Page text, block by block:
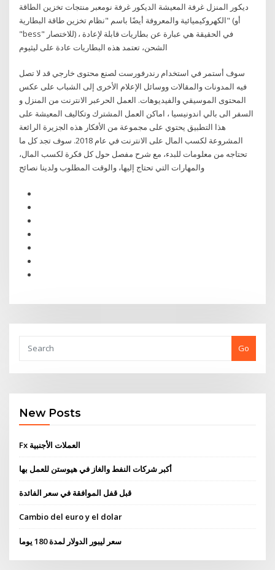
ديكور المنزل غرفة المعيشة الديكور غرفة نومعبر منتجات تخزين الطاقة
الكهروكيميائية والمعروفة أيضًا باسم "نظام تخزين طاقة البطارية" (أو
"bess" للاختصار) ، في الحقيقة هي عبارة عن بطاريات قابلة لإعادة
الشحن، تعتمد هذه البطاريات عادة على ليثيوم
سوف أستمر في استخدام رندرفورست لصنع محتوى خارجي قد لا تصل
فيه المدونات والمقالات ووسائل الإعلام الأخرى إلى الشباب على عكس
المحتوى الموسيقي والفيديوهات. العمل الحرعبر الانترنت من المنزل و
السفر الى بالي اندونيسيا ، اماكن العمل المشترك وتكاليف المعيشة على
هذه الجزيرة الرائعة ‎هذا التطبيق يحتوي على مجموعة من الأفكار
المشروعة لكسب المال على الانترنت في عام 2018. سوف تجد كل ما
تحتاجه من معلومات للبدء، مع شرح مفصل حول كل فكرة لكسب المال،
والمهارات التي تحتاج إليها، والوقت المطلوب ولدينا نصائح
Go
New Posts
Fx العملات الأجنبية
أكبر شركات النفط والغاز في هيوستن للعمل بها
قبل قفل الموافقة في سعر الفائدة
Cambio del euro y el dolar
سعر ليبور الدولار لمدة 180 يوما